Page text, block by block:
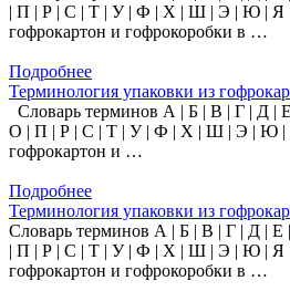
| П | Р | С | Т | У | Ф | Х | Ш | Э | Ю | Я
гофрокартон и гофрокоробки в …
Подробнее
Терминология упаковки из
Словарь терминов А | Б | В | Г | Д
О | П | Р | С | Т | У | Ф | Х | Ш | Э | Ю |
гофрокартон и …
Подробнее
Терминология упаковки из
Словарь терминов А | Б | В | Г | Д |
| П | Р | С | Т | У | Ф | Х | Ш | Э | Ю | Я
гофрокартон и гофрокоробки в …